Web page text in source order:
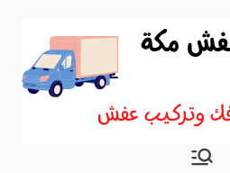
موقع آخر في نقل عفش